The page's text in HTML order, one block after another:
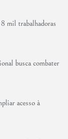
mil trabalhadoras
busca combater
acesso à